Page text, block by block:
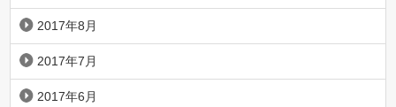
2017年8月
2017年7月
2017年6月